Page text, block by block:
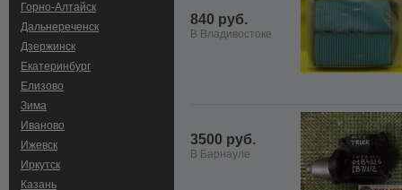
Горно-Алтайск
Дальнереченск
Дзержинск
Екатеринбург
Елизово
Зима
Иваново
Ижевск
Иркутск
Казань
840 руб.
В Владивостоке
3500 руб.
В Барнауле